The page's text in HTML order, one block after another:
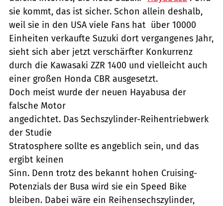
sie kommt, das ist sicher. Schon allein deshalb,
weil sie in den USA viele Fans hat  über 10000
Einheiten verkaufte Suzuki dort vergangenes Jahr,
sieht sich aber jetzt verschärfter Konkurrenz
durch die Kawasaki ZZR 1400 und vielleicht auch
einer großen Honda CBR ausgesetzt.
Doch meist wurde der neuen Hayabusa der
falsche Motor
angedichtet. Das Sechszylinder-Reihentriebwerk
der Studie
Stratosphere sollte es angeblich sein, und das
ergibt keinen
Sinn. Denn trotz des bekannt hohen Cruising-
Potenzials der Busa wird sie ein Speed Bike
bleiben. Dabei wäre ein Reihensechszylinder,